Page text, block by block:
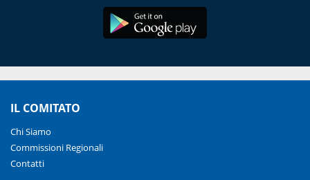
IL COMITATO
Chi Siamo
Commissioni Regionali
Contatti